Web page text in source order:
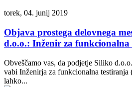
torek, 04. junij 2019
Objava prostega delovnega
d.o.o.: Inženir za funkcionalna
Obveščamo vas, da podjetje Siliko
vabi Inženirja za funkcionalna testiranja
lahko...